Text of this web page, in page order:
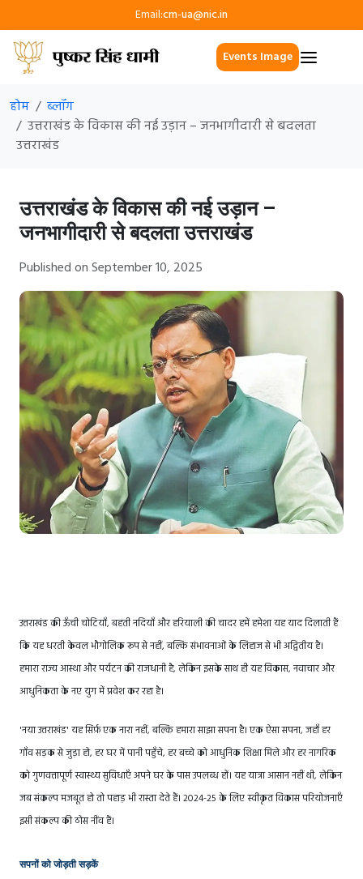
Email:cm-ua@nic.in
Events Image
होम
ब्लॉग
उत्तराखंड के विकास की नई उड़ान – जनभागीदारी से बदलता
उत्तराखंड
उत्तराखंड के विकास की नई उड़ान –
जनभागीदारी से बदलता उत्तराखंड
Published on September 10, 2025
उत्तराखंड की ऊँची चोटियाँ, बहती नदियाँ और हरियाली की चादर हमें हमेशा यह याद दिलाती हैं
कि यह धरती केवल भौगोलिक रूप से नहीं, बल्कि संभावनाओं के लिहाज से भी अद्वितीय है।
हमारा राज्य आस्था और पर्यटन की राजधानी है, लेकिन इसके साथ ही यह विकास, नवाचार और
आधुनिकता के नए युग में प्रवेश कर रहा है।
'नया उत्तराखंड' यह सिर्फ़ एक नारा नहीं, बल्कि हमारा साझा सपना है। एक ऐसा सपना, जहाँ हर
गाँव सड़क से जुड़ा हो, हर घर में पानी पहुँचे, हर बच्चे को आधुनिक शिक्षा मिले और हर नागरिक
को गुणवत्तापूर्ण स्वास्थ्य सुविधाएँ अपने घर के पास उपलब्ध हों। यह यात्रा आसान नहीं थी, लेकिन
जब संकल्प मजबूत हो तो पहाड़ भी रास्ता देते हैं। 2024-25 के लिए स्वीकृत विकास परियोजनाएँ
इसी संकल्प की ठोस नींव हैं।
सपनों को जोड़ती सड़कें